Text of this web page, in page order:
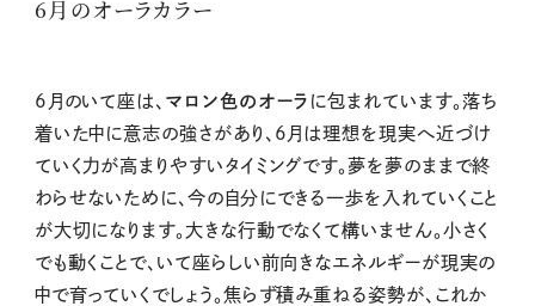
6月のオーラカラー
6月のいて座は、 マロン色のオーラ に包まれています。落ち
着いた中に意志の強さがあり、6月は理想を現実へ近づけ
ていく力が高まりやすいタイミングです。夢を夢のままで終
わらせないために、今の自分にできる一歩を入れていくこと
が大切になります。大きな行動でなくて構いません。小さく
でも動くことで、いて座らしい前向きなエネルギーが現実の
中で育っていくでしょう。焦らず積み重ねる姿勢が、これか